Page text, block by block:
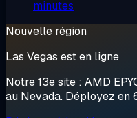
minutes
Nouvelle région
Las Vegas est en ligne
Notre 13e site : AMD
au Nevada. Déployez en